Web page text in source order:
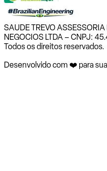
SAUDE TREVO
NEGOCIOS LTDA – CNPJ:
Todos os direitos reservados.
Desenvolvido com ❤️ para